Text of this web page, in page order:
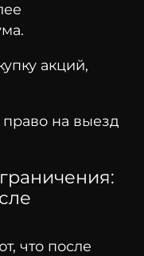
акций,
на выезд
что после